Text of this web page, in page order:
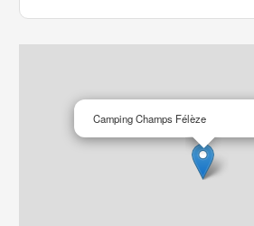
Camping Champs Félèze